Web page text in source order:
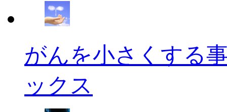
がんを小さくする
ックス